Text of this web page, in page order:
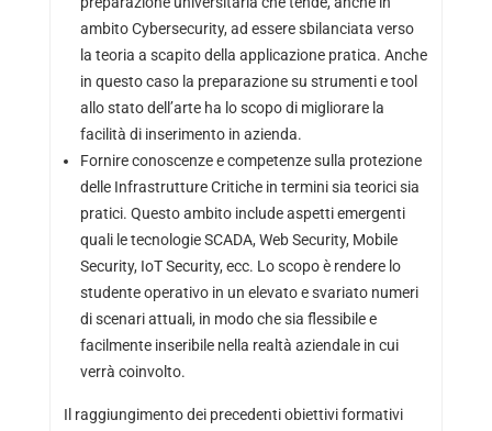
ambito Cybersecurity, ad essere sbilanciata verso
la teoria a scapito della applicazione pratica. Anche
in questo caso la preparazione su strumenti e tool
allo stato dell’arte ha lo scopo di migliorare la
facilità di inserimento in azienda.
Fornire conoscenze e competenze sulla protezione
delle Infrastrutture Critiche in termini sia teorici sia
pratici. Questo ambito include aspetti emergenti
quali le tecnologie SCADA, Web Security, Mobile
Security, IoT Security, ecc. Lo scopo è rendere lo
studente operativo in un elevato e svariato numeri
di scenari attuali, in modo che sia flessibile e
facilmente inseribile nella realtà aziendale in cui
verrà coinvolto.
Il raggiungimento dei precedenti obiettivi formativi